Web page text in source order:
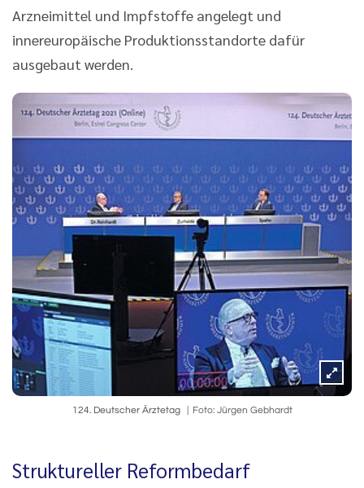
Arzneimittel und Impfstoffe angelegt und
innereuropäische Produktionsstandorte dafür
ausgebaut werden.
124. Deutscher Ärztetag Foto: Jürgen Gebhardt
Struktureller Reformbedarf